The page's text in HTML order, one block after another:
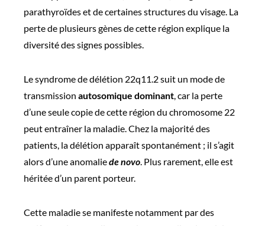
parathyroïdes et de certaines structures du visage. La
perte de plusieurs gènes de cette région explique la
diversité des signes possibles.
Le syndrome de délétion 22q11.2 suit un mode de
transmission autosomique dominant, car la perte
d’une seule copie de cette région du chromosome 22
peut entraîner la maladie. Chez la majorité des
patients, la délétion apparaît spontanément ; il s’agit
alors d’une anomaliede novo. Plus rarement, elle est
héritée d’un parent porteur.
Cette maladie se manifeste notamment par des